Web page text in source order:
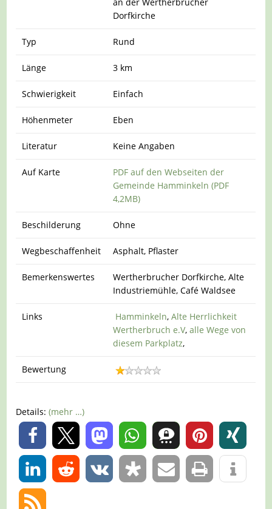
Dorfkirche
Typ Rund
Länge 3 km
Schwierigkeit Einfach
Höhenmeter Eben
Literatur Keine Angaben
Auf Karte
PDF auf den Webseiten der
Gemeinde Hamminkeln (PDF
4,2MB)
Beschilderung Ohne
Wegbeschaffenheit Asphalt, Pflaster
Bemerkenswertes
Wertherbrucher Dorfkirche, Alte
Industriemühle, Café Waldsee
Links Hamminkeln,Alte Herrlichkeit
Wertherbruch e.V,alle Wege von
diesem Parkplatz,
Bewertung
Details:(mehr …)
0
0